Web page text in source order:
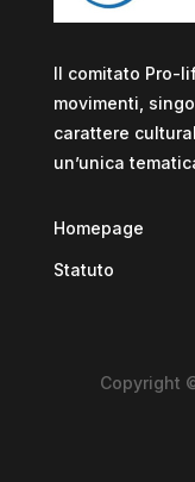
Il comitato Pro-
movimenti,
carattere
un’unica
Homepage
Statuto
Copyright